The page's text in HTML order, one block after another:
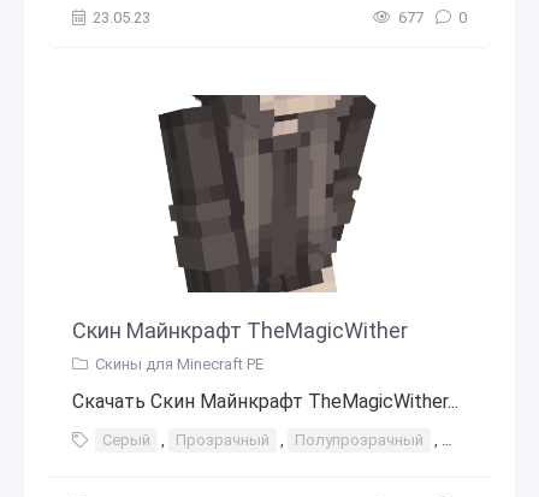
23.05.23 677 0
Скин Майнкрафт TheMagicWither
Скины для Minecraft PE
Скачать Скин Майнкрафт TheMagicWither...
Серый , Прозрачный , Полупрозрачный , контур